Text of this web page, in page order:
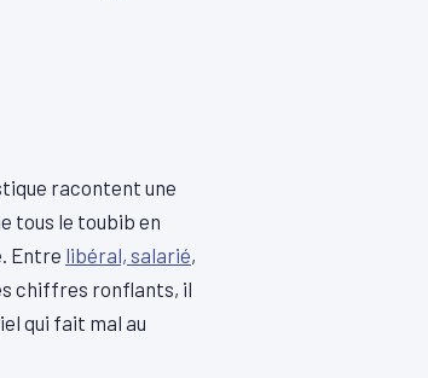
racontent une
tous le toubib en
Entre libéral, salarié,
chiffres ronflants, il
qui fait mal au